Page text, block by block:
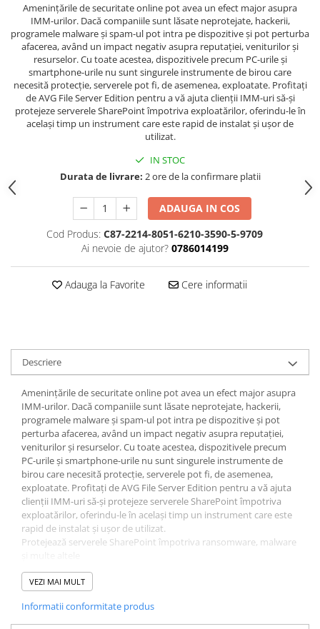
Amenințările de securitate online pot avea un efect major asupra
IMM-urilor. Dacă companiile sunt lăsate neprotejate, hackerii,
programele malware și spam-ul pot intra pe dispozitive și pot perturba
afacerea, având un impact negativ asupra reputației, veniturilor și
resurselor. Cu toate acestea, dispozitivele precum PC-urile și
smartphone-urile nu sunt singurele instrumente de birou care
necesită protecție, serverele pot fi, de asemenea, exploatate. Profitați
de AVG File Server Edition pentru a vă ajuta clienții IMM-uri să-și
protejeze serverele SharePoint împotriva exploatărilor, oferindu-le în
același timp un instrument care este rapid de instalat și ușor de
utilizat.
IN STOC
Durata de livrare: 2 ore de la confirmare platii
ADAUGA IN COS
Cod Produs: C87-2214-8051-6210-3590-5-9709
Ai nevoie de ajutor? 0786014199
Adauga la Favorite Cere informatii
Descriere
Amenințările de securitate online pot avea un efect major asupra
IMM-urilor. Dacă companiile sunt lăsate neprotejate, hackerii,
programele malware și spam-ul pot intra pe dispozitive și pot
perturba afacerea, având un impact negativ asupra reputației,
veniturilor și resurselor. Cu toate acestea, dispozitivele precum
PC-urile și smartphone-urile nu sunt singurele instrumente de
birou care necesită protecție, serverele pot fi, de asemenea,
exploatate. Profitați de AVG File Server Edition pentru a vă ajuta
clienții IMM-uri să-și protejeze serverele SharePoint împotriva
exploatărilor, oferindu-le în același timp un instrument care este
rapid de instalat și ușor de utilizat.
Protejează serverele SharePoint împotriva ransomware, malware
Rapid de instalat
Interfață ușor de utilizat
Management la distanta
Asistență 24/7
VEZI MAI MULT
Informatii conformitate produs